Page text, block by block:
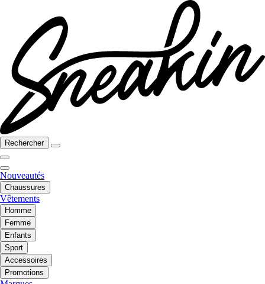
Rechercher
Nouveautés
Chaussures
Vêtements
Homme
Femme
Enfants
Sport
Accessoires
Promotions